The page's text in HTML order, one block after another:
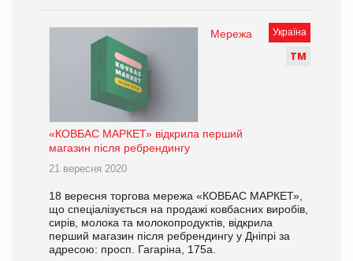
Україна
ТМ
Мережа
«КОВБАС МАРКЕТ» відкрила перший
магазин після ребрендингу
21 вересня 2020
18 вересня торгова мережа «КОВБАС МАРКЕТ»,
що спеціалізується на продажі ковбасних виробів,
сирів, молока та молокопродуктів, відкрила
перший магазин після ребрендингу у Дніпрі за
адресою: просп. Гагаріна, 175а.